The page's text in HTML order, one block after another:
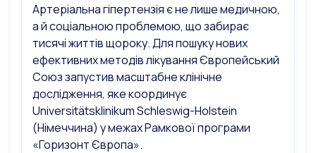
Артеріальна гіпертензія є не лише медичною,
а й соціальною проблемою, що забирає
тисячі життів щороку. Для пошуку нових
ефективних методів лікування Європейський
Союз запустив масштабне клінічне
дослідження, яке координує
Universitätsklinikum Schleswig-Holstein
(Німеччина) у межах Рамкової програми
«Горизонт Європа».